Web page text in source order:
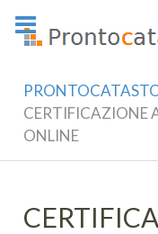
CERTIFICAZIONE
ONLINE